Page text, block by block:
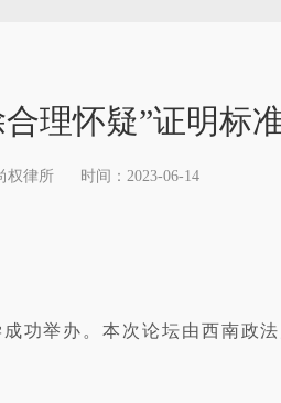
理怀疑”证明标
权律所 时间：2023-06-14
功举办。本次论坛由西南政